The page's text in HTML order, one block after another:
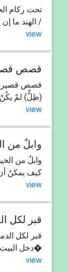
تحت ركام
/ الهند ما
view
قصص
(ظِلٌّ) لمْ يكُنْ
view
وابلٌ من
كيف يمكنُ
view
قبر لكل
دخل البيت على غير عادته، ل�
view